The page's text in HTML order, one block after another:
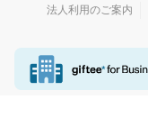
法人利用のご案内